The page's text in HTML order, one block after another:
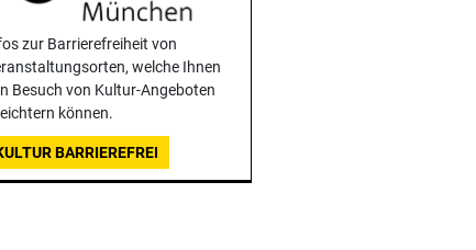
zur Barrierefreiheit von
welche Ihnen
Besuch von Kultur-Angeboten
können.
BARRIEREFREI